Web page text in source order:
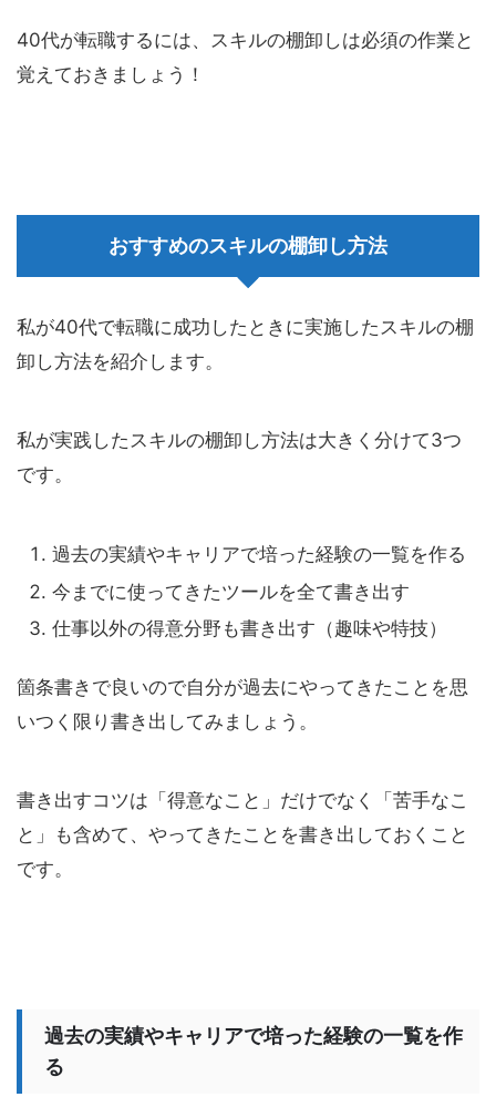
40代が転職するには、スキルの棚卸しは必須の作業と
覚えておきましょう！
おすすめのスキルの棚卸し方法
私が40代で転職に成功したときに実施したスキルの棚
卸し方法を紹介します。
私が実践したスキルの棚卸し方法は大きく分けて3つ
です。
過去の実績やキャリアで培った経験の一覧を作る
今までに使ってきたツールを全て書き出す
仕事以外の得意分野も書き出す（趣味や特技）
箇条書きで良いので自分が過去にやってきたことを思
いつく限り書き出してみましょう。
書き出すコツは「得意なこと」だけでなく「苦手なこ
と」も含めて、やってきたことを書き出しておくこと
です。
過去の実績やキャリアで培った経験の一覧を作
る